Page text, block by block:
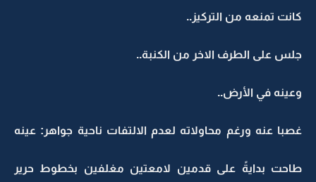
كانت تمنعه من التركيز..
جلس على الطرف الاخر من الكنبة..
وعينه في الأرض..
غصبا عنه ورغم محاولاته لعدم الالتفات ناحية جواهر: عينه
طاحت بدايةً على قدمين لامعتين مغلفين بخطوط حرير